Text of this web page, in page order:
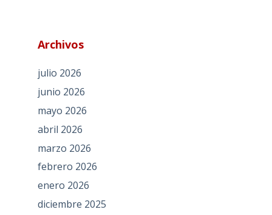
Archivos
julio 2026
junio 2026
mayo 2026
abril 2026
marzo 2026
febrero 2026
enero 2026
diciembre 2025